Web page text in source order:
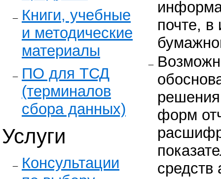
Книги, учебные
и методические
материалы
ПО для ТСД
(терминалов
сбора данных)
Услуги
Консультации
почте, в
форм
средств